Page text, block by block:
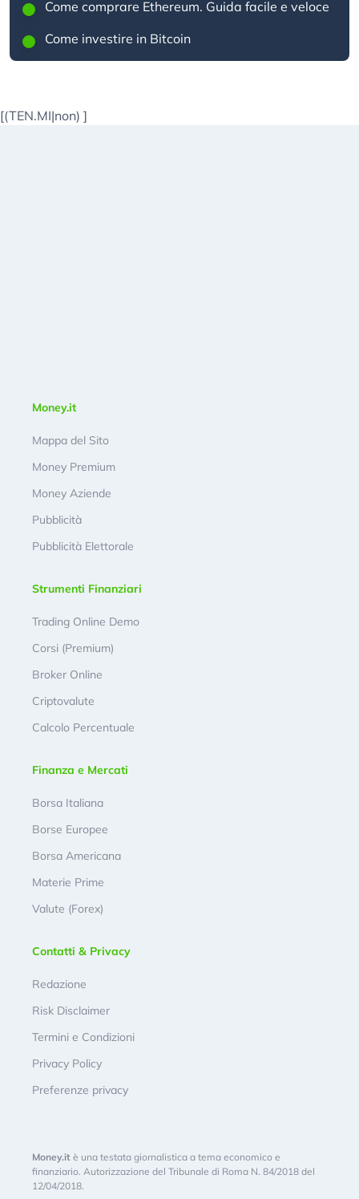
Come comprare Ethereum. Guida facile e veloce
Come investire in Bitcoin
[(TEN.MI|non) ]
Money.it
Mappa del Sito
Money Premium
Money Aziende
Pubblicità
Pubblicità Elettorale
Strumenti Finanziari
Trading Online Demo
Corsi (Premium)
Broker Online
Criptovalute
Calcolo Percentuale
Finanza e Mercati
Borsa Italiana
Borse Europee
Borsa Americana
Materie Prime
Valute (Forex)
Contatti & Privacy
Redazione
Risk Disclaimer
Termini e Condizioni
Privacy Policy
Preferenze privacy
Money.it è una testata giornalistica a tema economico e
finanziario. Autorizzazione del Tribunale di Roma N. 84/2018 del
12/04/2018.